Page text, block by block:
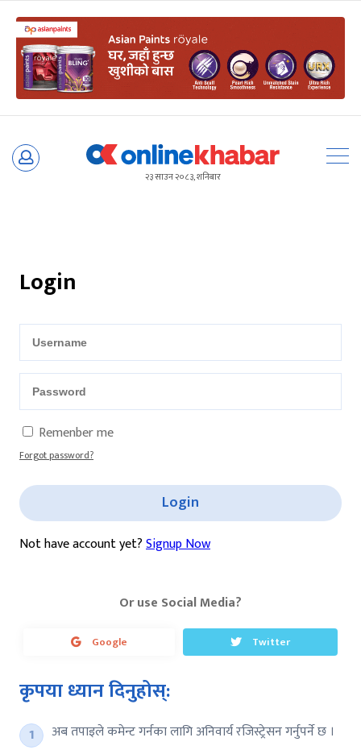
Skip
२३ साउन २०८३, शनिबार
Login
Remenber me
Forgot password?
Login
Not have account yet?Signup Now
Or use Social Media?
Google Twitter
कृपया ध्यान दिनुहोस्:
अब तपाइले कमेन्ट गर्नका लागि अनिवार्य रजिस्ट्रेसन गर्नुपर्ने छ ।